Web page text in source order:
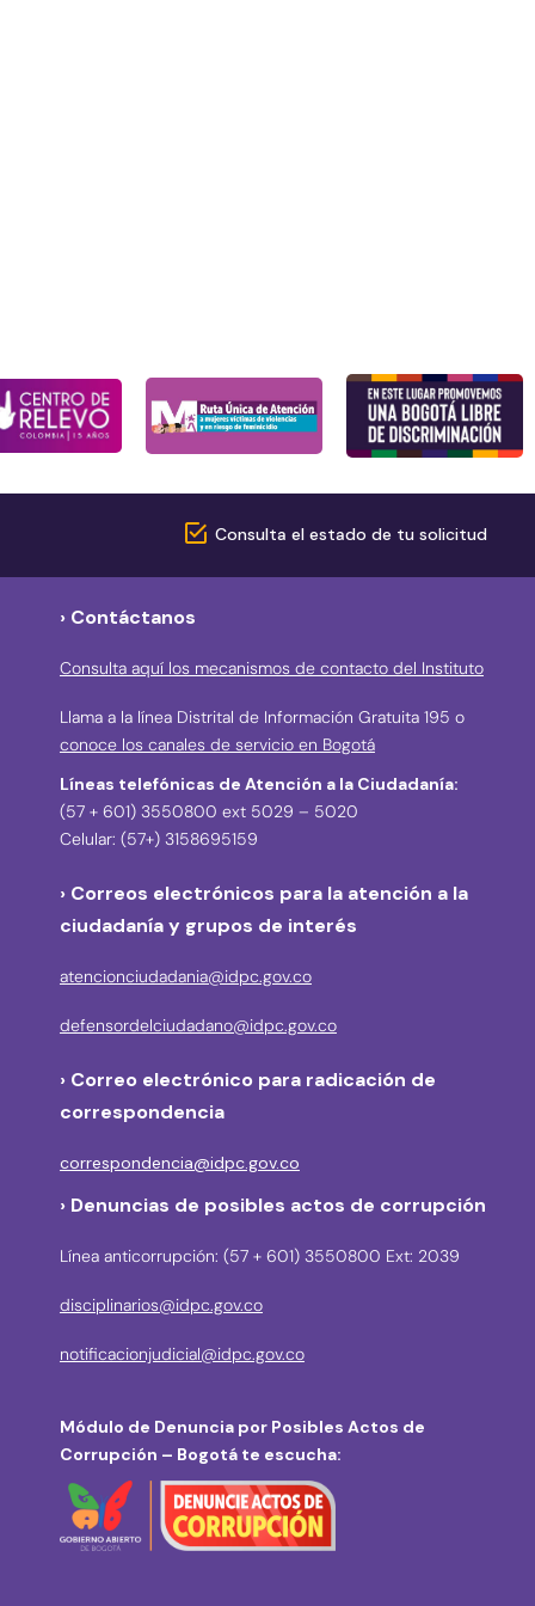
Consulta el estado de tu solicitud
› Contáctanos
Consulta aquí los mecanismos de contacto del Instituto
Llama a la línea Distrital de Información Gratuita 195 o
conoce los canales de servicio en Bogotá
Líneas telefónicas de Atención a la Ciudadanía:
(57 + 601) 3550800 ext 5029 – 5020
Celular: (57+) 3158695159
› Correos electrónicos para la atención a la
ciudadanía y grupos de interés
atencionciudadania@idpc.gov.co
defensordelciudadano@idpc.gov.co
› Correo electrónico para radicación de
correspondencia
correspondencia@idpc.gov.co
› Denuncias de posibles actos de corrupción
Línea anticorrupción: (57 + 601) 3550800 Ext: 2039
disciplinarios@idpc.gov.co
notificacionjudicial@idpc.gov.co
Módulo de Denuncia por Posibles Actos de
Corrupción – Bogotá te escucha: